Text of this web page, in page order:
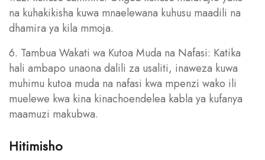
na kuhakikisha kuwa mnaelewana kuhusu maadili na
dhamira ya kila mmoja.
6. Tambua Wakati wa Kutoa Muda na Nafasi: Katika
hali ambapo unaona dalili za usaliti, inaweza kuwa
muhimu kutoa muda na nafasi kwa mpenzi wako ili
muelewe kwa kina kinachoendelea kabla ya kufanya
maamuzi makubwa.
Hitimisho